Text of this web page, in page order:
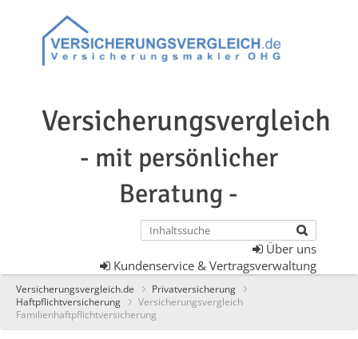
Versicherungsvergleich
- mit persönlicher
Beratung -
Über uns
Kundenservice & Vertragsverwaltung
Versicherungsvergleich.de
Privatversicherung
Haftpflichtversicherung
Versicherungsvergleich
Familienhaftpflichtversicherung